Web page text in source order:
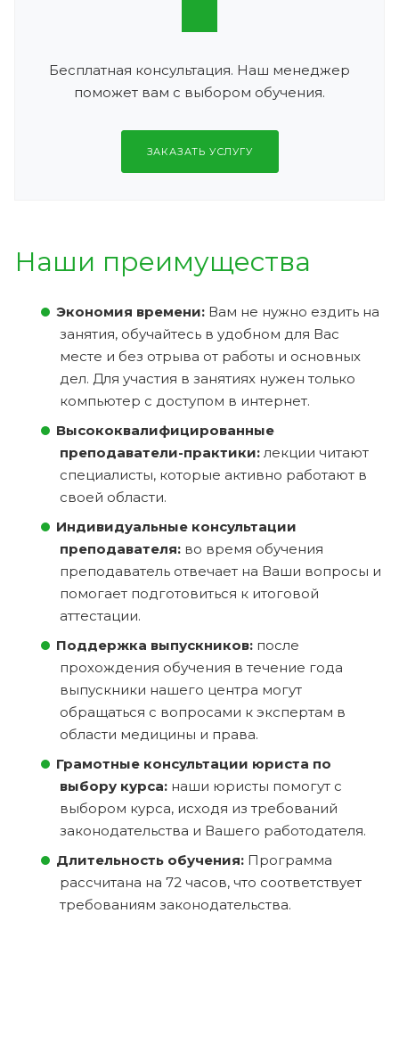
Бесплатная консультация. Наш менеджер
поможет вам с выбором обучения.
ЗАКАЗАТЬ УСЛУГУ
Наши преимущества
Экономия времени: Вам не нужно ездить на
занятия, обучайтесь в удобном для Вас
месте и без отрыва от работы и основных
дел. Для участия в занятиях нужен только
компьютер с доступом в интернет.
Высококвалифицированные
преподаватели-практики: лекции читают
специалисты, которые активно работают в
своей области.
Индивидуальные консультации
преподавателя: во время обучения
преподаватель отвечает на Ваши вопросы и
помогает подготовиться к итоговой
аттестации.
Поддержка выпускников: после
прохождения обучения в течение года
выпускники нашего центра могут
обращаться с вопросами к экспертам в
области медицины и права.
Грамотные консультации юриста по
выбору курса: наши юристы помогут с
выбором курса, исходя из требований
законодательства и Вашего работодателя.
Длительность обучения: Программа
рассчитана на 72 часов, что соответствует
требованиям законодательства.